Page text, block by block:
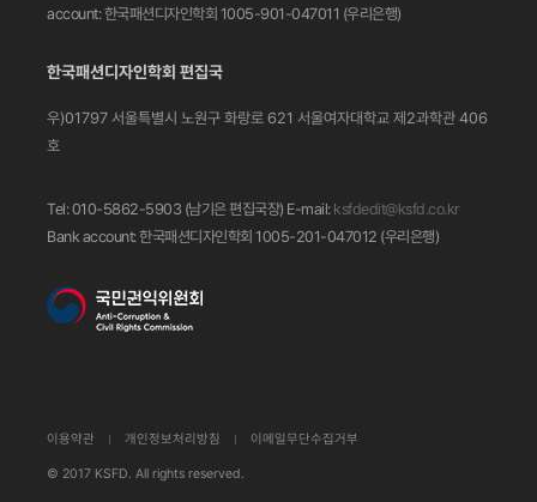
account: 한국패션디자인학회 1005-901-047011 (우리은행)
한국패션디자인학회 편집국
우)01797 서울특별시 노원구 화랑로 621 서울여자대학교 제2과학관 406
호
Tel: 010-5862-5903 (남기은 편집국장) E-mail: ksfdedit@ksfd.co.kr
Bank account: 한국패션디자인학회 1005-201-047012 (우리은행)
이용약관 개인정보처리방침 이메일무단수집거부
© 2017 KSFD. All rights reserved.